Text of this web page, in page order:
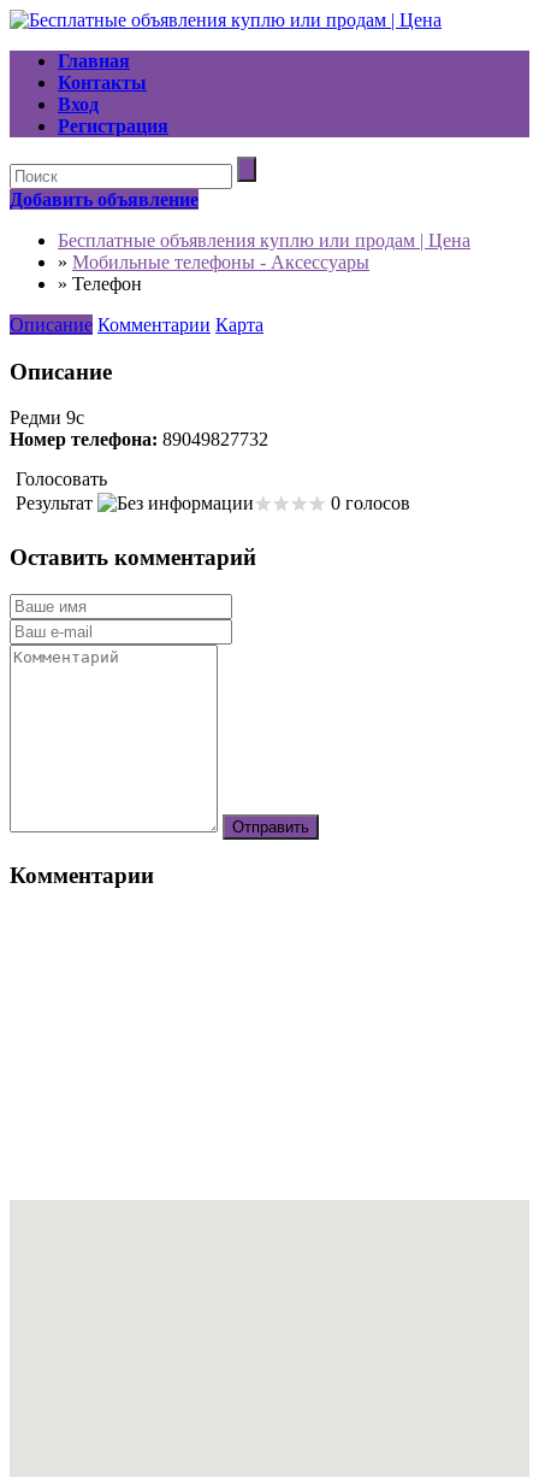
Главная
Контакты
Вход
Регистрация
Добавить объявление
Бесплатные объявления куплю или продам | Цена
» Мобильные телефоны - Аксессуары
» Телефон
Описание Комментарии Карта
Описание
Редми 9с
Номер телефона: 89049827732
Голосовать
Результат
0 голосов
Оставить комментарий
Комментарии